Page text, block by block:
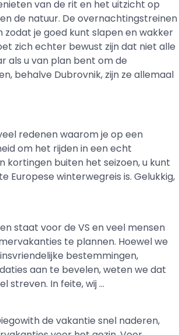
van de rit en het uitzicht op
de natuur. De overnachtingstreinen
je goed kunt slapen en wakker
zich echter bewust zijn dat niet alle
als u van plan bent om de
behalve Dubrovnik, zijn ze allemaal
redenen waarom je op een
om het rijden in een echt
buiten het seizoen, u kunt
Europese winterwegreis is. Gelukkig,
staat voor de VS en veel mensen
te plannen. Hoewel we
bestemmingen,
aan te bevelen, weten we dat
streven. In feite, wij …
de vakantie snel naderen,